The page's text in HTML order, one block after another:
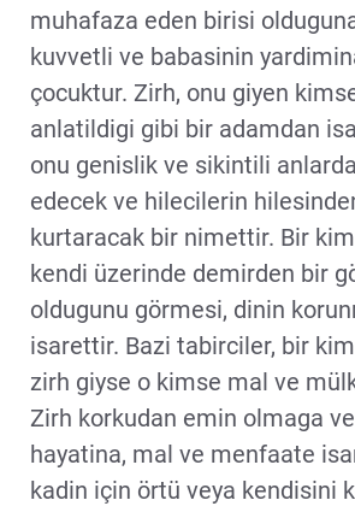
muhafaza eden birisi
kuvvetli ve babasinin
çocuktur. Zirh, onu giyen
anlatildigi gibi bir adamdan
onu genislik ve sikintili
edecek ve hilecilerin
kurtaracak bir nimettir. Bir
kendi üzerinde demirden bir
oldugunu görmesi, dinin
isarettir. Bazi tabirciler, bir
zirh giyse o kimse mal ve
Zirh korkudan emin olmaga
hayatina, mal ve menfaate
kadin için örtü veya kendisini